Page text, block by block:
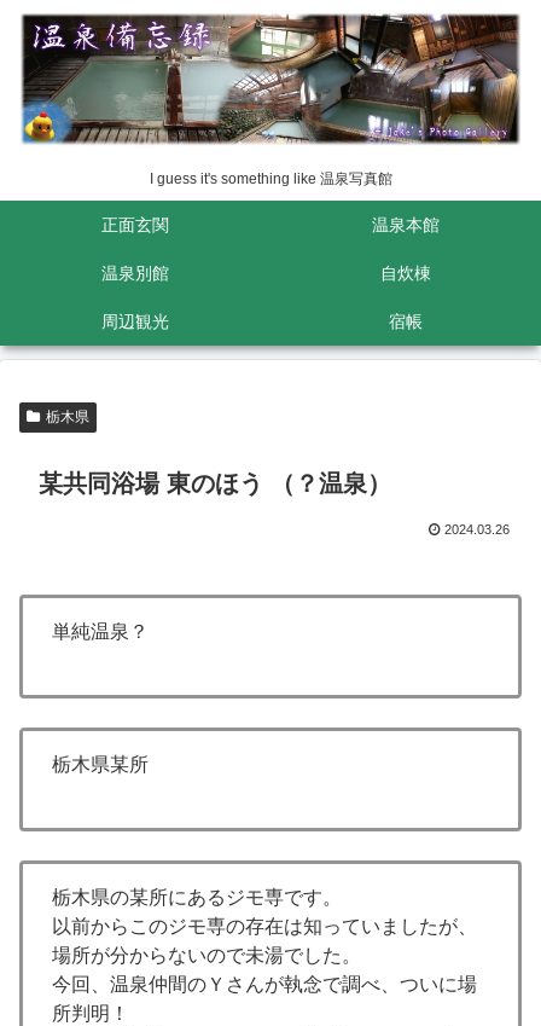
I guess it's something like 温泉写真館
正面玄関 温泉本館
温泉別館 自炊棟
周辺観光 宿帳
栃木県
某共同浴場 東のほう （？温泉）
2024.03.26
単純温泉？
栃木県某所
栃木県の某所にあるジモ専です。
以前からこのジモ専の存在は知っていましたが、
場所が分からないので未湯でした。
今回、温泉仲間のＹさんが執念で調べ、ついに場
所判明！